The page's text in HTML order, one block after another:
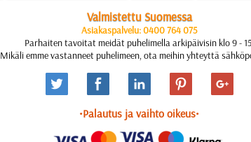
Valmistettu Suomessa
Asiakaspalvelu: 0400 764 075
Parhaiten tavoitat meidät puhelimella arkipäivisin klo 9 -
Mikäli emme vastanneet puhelimeen, ota meihin yhteyttä
•Palautus ja vaihto oikeus•